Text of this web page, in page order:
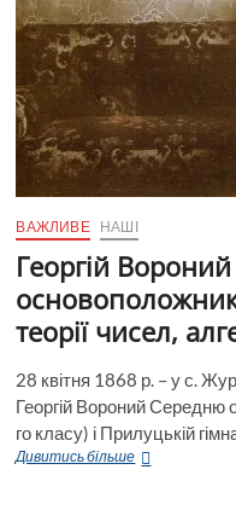
ВАЖЛИВЕ НАШІ
Георгій
теорії чисел,
28 квітня 1868 р. – у с.
Георгій Вороний Середню
го класу) і Прилуцькій
Дивитись більшеГеоргій